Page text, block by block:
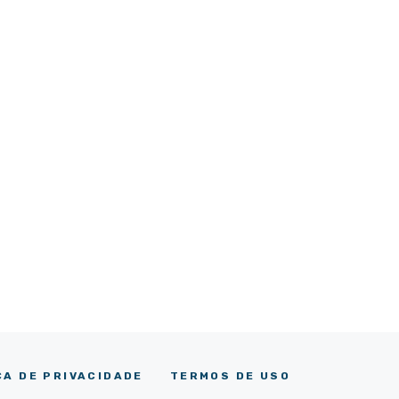
DE PRIVACIDADE TERMOS DE USO